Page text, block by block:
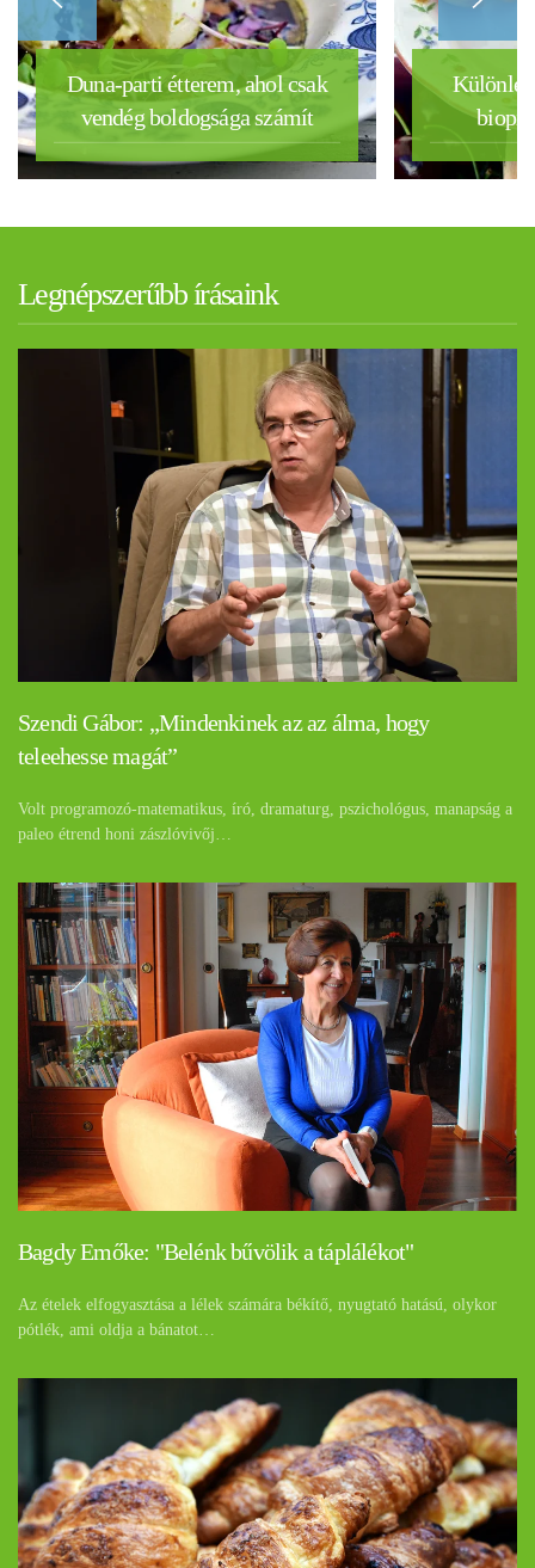
Duna-parti étterem, ahol csak
vendég boldogsága számít
Legnépszerűbb írásaink
Szendi Gábor: „Mindenkinek az az álma, hogy
teleehesse magát”
Volt programozó-matematikus, író, dramaturg, pszichológus, manapság a
paleo étrend honi zászlóvivőj…
Bagdy Emőke: "Belénk bűvölik a táplálékot"
Az ételek elfogyasztása a lélek számára békítő, nyugtató hatású, olykor
pótlék, ami oldja a bánatot…